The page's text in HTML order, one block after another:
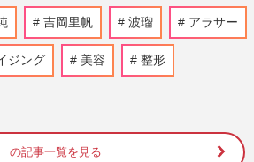
翼、3か月間のゲーム大会に参戦で
なの？」「本業は？」辛辣反応もゲー
“大量いいね”で大歓…
性PRIME
過去トレンド入りの辛辣声、「彼氏
ェア」衝撃内容も物議
吉岡里帆 波瑠 アラサー
ジング 美容 整形
の記事一覧を見る